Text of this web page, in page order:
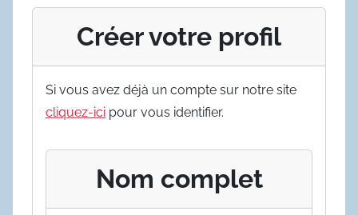
Créer votre profil
Si vous avez déjà un compte sur notre site
cliquez-ici pour vous identifier.
Nom complet